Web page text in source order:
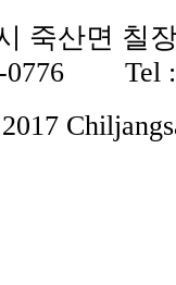
죽산면 칠
0776 Tel :